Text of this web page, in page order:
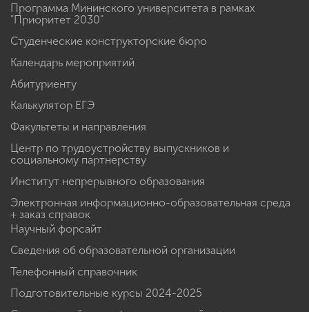
Программа Мининского университета в рамках
"Приоритет 2030"
Студенческие конструкторские бюро
Календарь мероприятий
Абитуриенту
Калькулятор ЕГЭ
Факультеты и направления
Центр по трудоустройству выпускников и
социальному партнерству
Институт непрерывного образования
Электронная информационно-образовательная среда
+ заказ справок
Научный форсайт
Сведения об образовательной организации
Телефонный справочник
Подготовительные курсы 2024-2025